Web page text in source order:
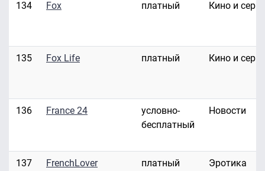
134 Fox платный Кино и
135 Fox Life платный Кино и
136 France 24
условно-
бесплатный
Новости
137
FrenchLover
платный Эротика